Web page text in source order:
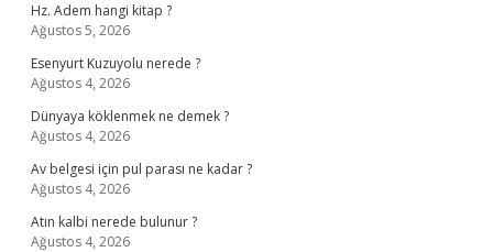
Hz. Adem hangi kitap ?
Ağustos 5, 2026
Esenyurt Kuzuyolu nerede ?
Ağustos 4, 2026
Dünyaya köklenmek ne demek ?
Ağustos 4, 2026
Av belgesi için pul parası ne kadar ?
Ağustos 4, 2026
Atın kalbi nerede bulunur ?
Ağustos 4, 2026